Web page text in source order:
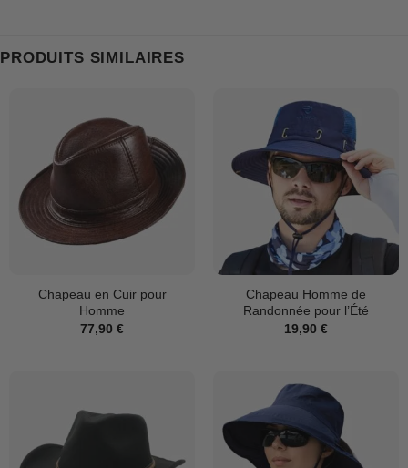
PRODUITS SIMILAIRES
Chapeau en Cuir pour
Homme
77,90 €
Chapeau Homme de
Randonnée pour l’Été
19,90 €